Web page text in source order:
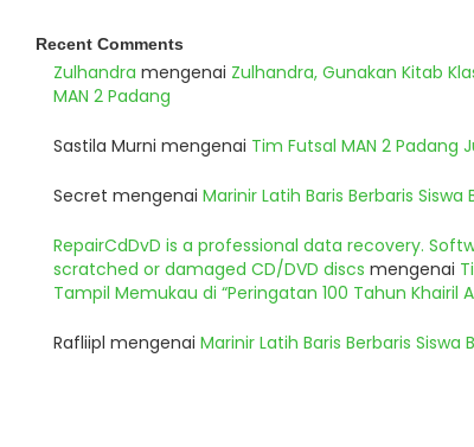
Recent Comments
Zulhandra mengenai Zulhandra, Gunakan Kitab
MAN 2 Padang
Sastila Murni mengenai Tim Futsal MAN 2 Padang
Secret mengenai Marinir Latih Baris Berbaris Siswa
RepairCdDvD is a professional data recovery.
scratched or damaged CD/DVD discs mengenai
Tampil Memukau di “Peringatan 100 Tahun Khairil
Rafliipl mengenai Marinir Latih Baris Berbaris Siswa